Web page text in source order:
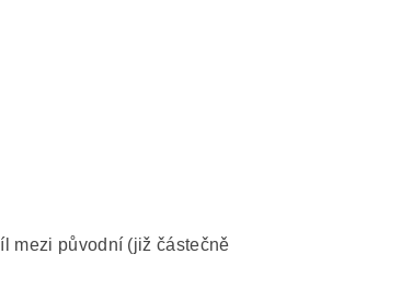
mezi původní (již částečně